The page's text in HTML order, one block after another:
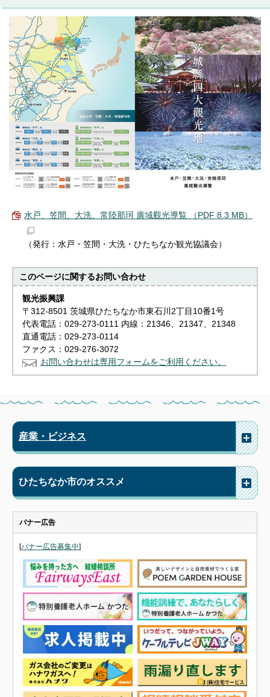
水戸、笠間、大洗、常陸那珂 廣域觀光導覧 （PDF 8.3 MB）
（発行：水戸・笠間・大洗・ひたちなか観光協議会）
このページに関するお問い合わせ
観光振興課
〒312-8501 茨城県ひたちなか市東石川2丁目10番1号
代表電話：029-273-0111 内線：21346、21347、21348
直通電話：029-273-0114
ファクス：029-276-3072
お問い合わせは専用フォームをご利用ください。
産業・ビジネス
ひたちなか市のオススメ
バナー広告
[バナー広告募集中]